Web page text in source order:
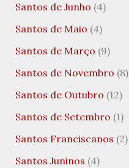
Santos de Junho (4)
Santos de Maio (4)
Santos de Março (9)
Santos de Novembro (8)
Santos de Outubro (12)
Santos de Setembro (1)
Santos Franciscanos (2)
Santos Juninos (4)